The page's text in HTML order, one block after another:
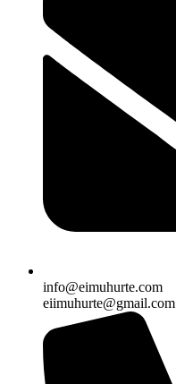
info@eimuhurte.com
eiimuhurte@gmail.com